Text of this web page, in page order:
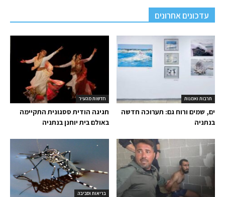
עדכונים אחרונים
חדשות מהעיר
חגיגה הודית ססגונית התקיימה
באולם בית יוחנן בנתניה
תרבות ואמנות
ים, שמים ורוח גם: תערוכה חדשה
בנתניה
בריאות וסביבה